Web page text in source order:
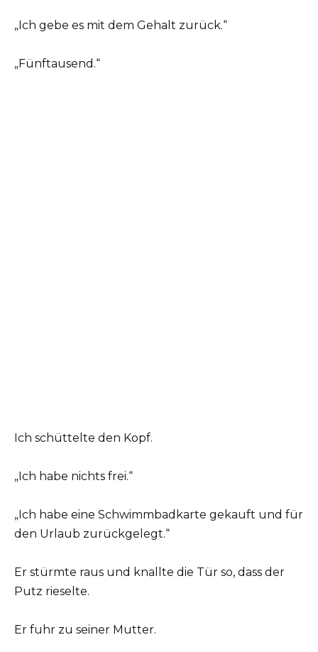
„Ich gebe es mit dem Gehalt zurück.“
„Fünftausend.“
Ich schüttelte den Kopf.
„Ich habe nichts frei.“
„Ich habe eine Schwimmbadkarte gekauft und für
den Urlaub zurückgelegt.“
Er stürmte raus und knallte die Tür so, dass der
Putz rieselte.
Er fuhr zu seiner Mutter.